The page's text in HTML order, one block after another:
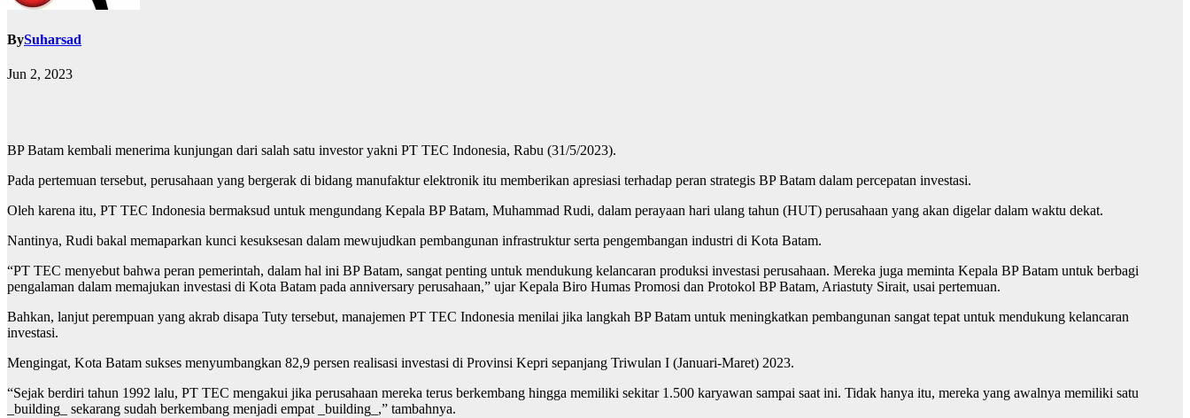
BySuharsad
Jun 2, 2023
BP Batam kembali menerima kunjungan dari salah satu investor yakni PT TEC Indonesia, Rabu (31/5/2023).
Pada pertemuan tersebut, perusahaan yang bergerak di bidang manufaktur elektronik itu memberikan apresiasi terhadap peran strategis BP Batam dalam percepatan investasi.
Oleh karena itu, PT TEC Indonesia bermaksud untuk mengundang Kepala BP Batam, Muhammad Rudi, dalam perayaan hari ulang tahun (HUT) perusahaan yang akan digelar dalam waktu dekat.
Nantinya, Rudi bakal memaparkan kunci kesuksesan dalam mewujudkan pembangunan infrastruktur serta pengembangan industri di Kota Batam.
“PT TEC menyebut bahwa peran pemerintah, dalam hal ini BP Batam, sangat penting untuk mendukung kelancaran produksi investasi perusahaan. Mereka juga meminta Kepala BP Batam untuk berbagi
pengalaman dalam memajukan investasi di Kota Batam pada anniversary perusahaan,” ujar Kepala Biro Humas Promosi dan Protokol BP Batam, Ariastuty Sirait, usai pertemuan.
Bahkan, lanjut perempuan yang akrab disapa Tuty tersebut, manajemen PT TEC Indonesia menilai jika langkah BP Batam untuk meningkatkan pembangunan sangat tepat untuk mendukung kelancaran
investasi.
Mengingat, Kota Batam sukses menyumbangkan 82,9 persen realisasi investasi di Provinsi Kepri sepanjang Triwulan I (Januari-Maret) 2023.
“Sejak berdiri tahun 1992 lalu, PT TEC mengakui jika perusahaan mereka terus berkembang hingga memiliki sekitar 1.500 karyawan sampai saat ini. Tidak hanya itu, mereka yang awalnya memiliki satu
_building_ sekarang sudah berkembang menjadi empat _building_,” tambahnya.